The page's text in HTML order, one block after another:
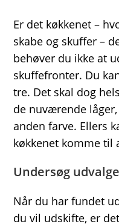
Er det køkkenet –
skabe og skuffer –
behøver du ikke at
skuffefronter. Du
tre. Det skal dog
de nuværende
anden farve. Ellers
køkkenet komme til
Undersøg
Når du har fundet
du vil udskifte, er